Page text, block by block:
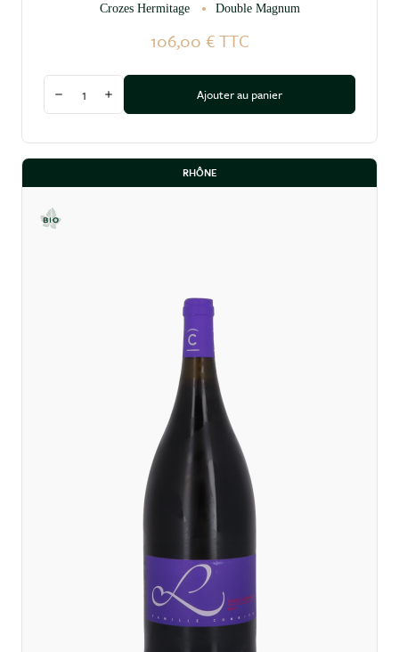
Crozes Hermitage Double Magnum
106,00 € TTC
Diminuer la quantité
Augmenter la quantitéAjouter au panier
RHÔNE